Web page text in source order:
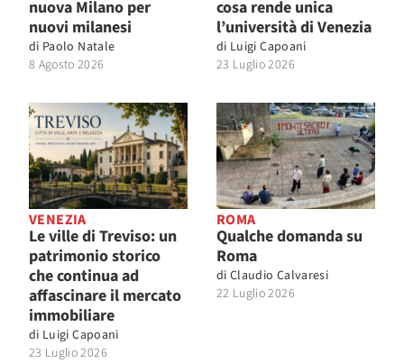
nuova Milano per
nuovi milanesi
di Paolo Natale
8 Agosto 2026
cosa rende unica
l’università di Venezia
di Luigi Capoani
23 Luglio 2026
VENEZIA
Le ville di Treviso: un
patrimonio storico
che continua ad
affascinare il mercato
immobiliare
di Luigi Capoani
23 Luglio 2026
ROMA
Qualche domanda su
Roma
di Claudio Calvaresi
22 Luglio 2026